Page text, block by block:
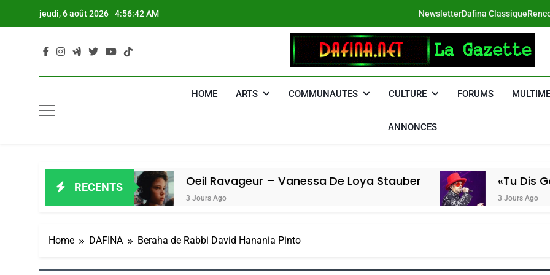
jeudi, 6 août 2026 4:56:43 AM NewsletterDafina Classique
DAFINA
HOME ARTS COMMUNAUTES CULTURE FORUMS
ANNONCES
RECENTS
Amiel Oeil Ravageur – Vanessa De Loya Stauber
3 Jours Ago
«Tu Dis
3 Jours Ago
Home DAFINA Beraha de Rabbi David Hanania Pinto